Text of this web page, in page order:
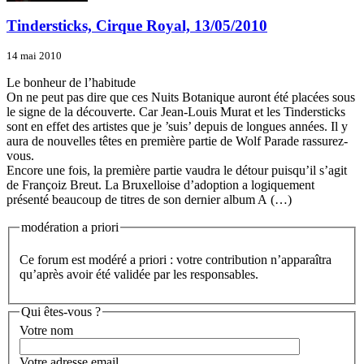
Tindersticks, Cirque Royal, 13/05/2010
14 mai 2010
Le bonheur de l’habitude
On ne peut pas dire que ces Nuits Botanique auront été placées sous
le signe de la découverte. Car Jean-Louis Murat et les Tindersticks
sont en effet des artistes que je ’suis’ depuis de longues années. Il y
aura de nouvelles têtes en première partie de Wolf Parade rassurez-
vous.
Encore une fois, la première partie vaudra le détour puisqu’il s’agit
de Françoiz Breut. La Bruxelloise d’adoption a logiquement
présenté beaucoup de titres de son dernier album A (…)
modération a priori
Ce forum est modéré a priori : votre contribution n’apparaîtra
qu’après avoir été validée par les responsables.
Qui êtes-vous ?
Votre nom